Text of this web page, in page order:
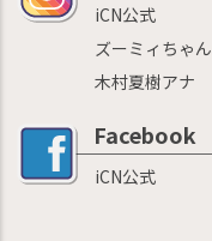
iCN公式
ズーミィちゃん
木村夏樹アナ
Facebook
iCN公式